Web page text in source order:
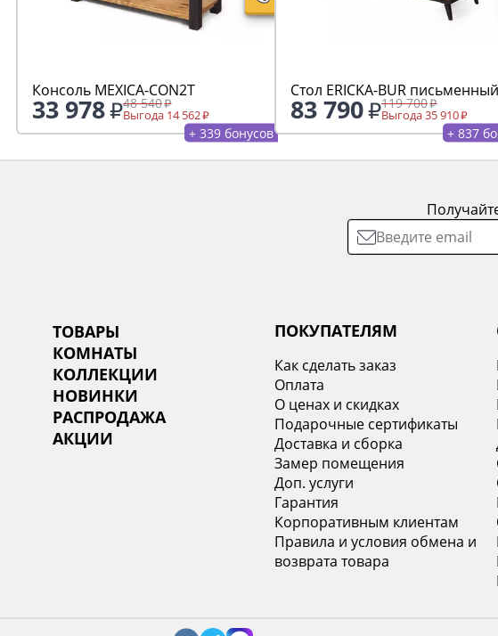
Консоль MEXICA-CON2T
33 978 48 540
Выгода 14 562
+ 339 бонусов
Стол ERICKA-BUR письменный
83 790 119 700
Выгода 35 910
+ 837
ТОВАРЫ
КОМНАТЫ
КОЛЛЕКЦИИ
НОВИНКИ
РАСПРОДАЖА
АКЦИИ
ПОКУПАТЕЛЯМ
Как сделать заказ
Оплата
О ценах и скидках
Подарочные сертификаты
Доставка и сборка
Замер помещения
Доп. услуги
Гарантия
Корпоративным клиентам
Правила и условия обмена и
возврата товара